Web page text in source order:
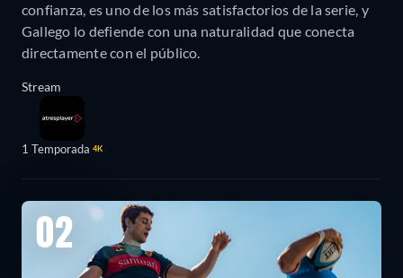
confianza, es uno de los más satisfactorios de la serie, y
Gallego lo defiende con una naturalidad que conecta
directamente con el público.
Stream
1 Temporada 4K
02